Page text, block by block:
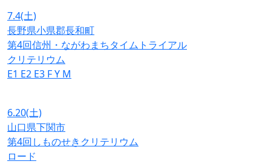
7.4(土)
長野県小県郡長和町
第4回信州・ながわまちタイムトライアル
クリテリウム
E1 E2 E3 FY M
6.20(土)
山口県下関市
第4回しものせきクリテリウム
ロード